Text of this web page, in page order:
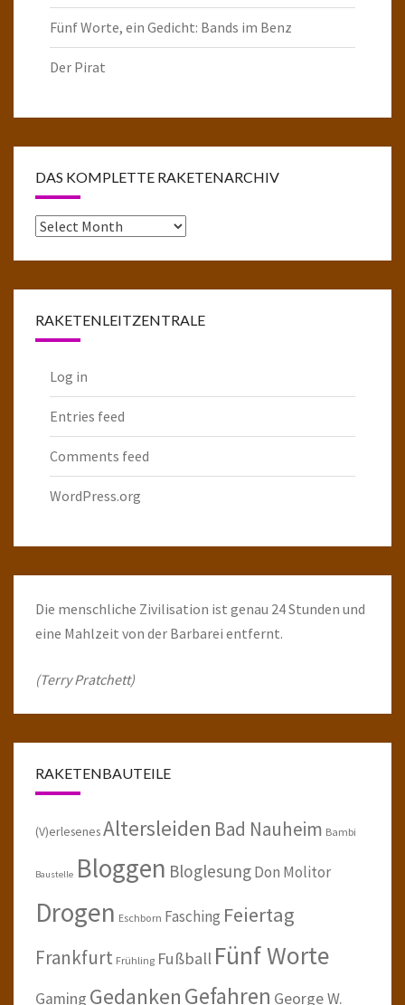
Fünf Worte, ein Gedicht: Bands im Benz
Der Pirat
DAS KOMPLETTE RAKETENARCHIV
Das
RAKETENLEITZENTRALE
Log in
Entries feed
Comments feed
WordPress.org
Die menschliche Zivilisation ist genau 24 Stunden und
eine Mahlzeit von der Barbarei entfernt.
(Terry Pratchett)
RAKETENBAUTEILE
(V)erlesenesAltersleiden Bad Nauheim Bambi
Baustelle Bloggen BloglesungDon Molitor
Drogen Eschborn Fasching Feiertag
Frankfurt Frühling Fußball Fünf Worte
Gaming GedankenGefahren George W.